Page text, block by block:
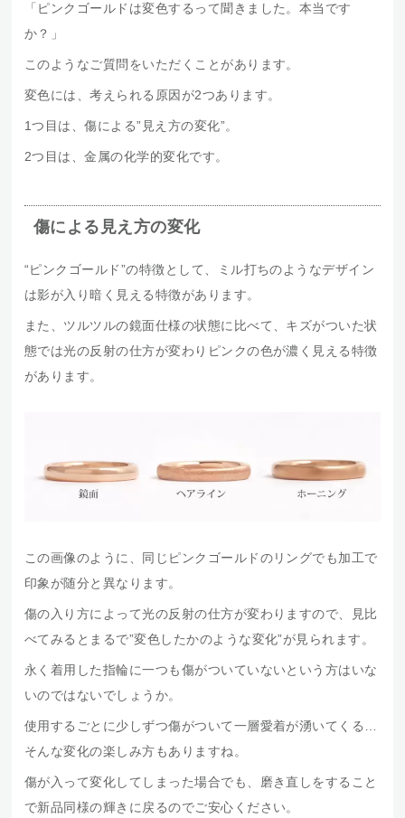
「ピンクゴールドは変色するって聞きました。本当です
か？」
このようなご質問をいただくことがあります。
変色には、考えられる原因が2つあります。
1つ目は、傷による”見え方の変化”。
2つ目は、金属の化学的変化です。
傷による見え方の変化
“ピンクゴールド”の特徴として、ミル打ちのようなデザイン
は影が入り暗く見える特徴があります。
また、ツルツルの鏡面仕様の状態に比べて、キズがついた状
態では光の反射の仕方が変わりピンクの色が濃く見える特徴
があります。
この画像のように、同じピンクゴールドのリングでも加工で
印象が随分と異なります。
傷の入り方によって光の反射の仕方が変わりますので、見比
べてみるとまるで”変色したかのような変化”が見られます。
永く着用した指輪に一つも傷がついていないという方はいな
いのではないでしょうか。
使用するごとに少しずつ傷がついて一層愛着が湧いてくる…
そんな変化の楽しみ方もありますね。
傷が入って変化してしまった場合でも、磨き直しをすること
で新品同様の輝きに戻るのでご安心ください。